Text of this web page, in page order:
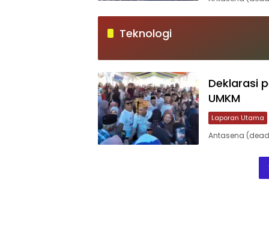
Teknologi
Deklarasi
UMKM
Laporan Utama
Antasena